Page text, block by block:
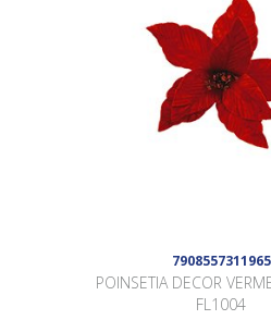
7908557311965
POINSETIA DECOR
FL1004